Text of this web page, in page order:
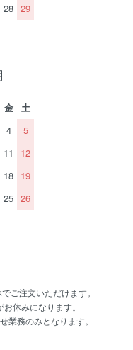
28 29
金
土
4
5
11
12
18 19
25 26
ご注文いただけます。
休みになります。
業務のみとなります。